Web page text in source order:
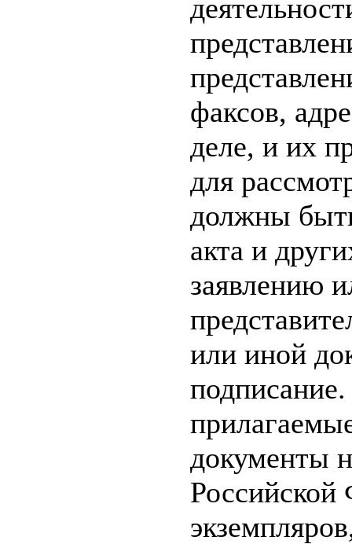
факсов,
деле, и их
для
должны
акта и
заявлению
или иной
документы
Российской